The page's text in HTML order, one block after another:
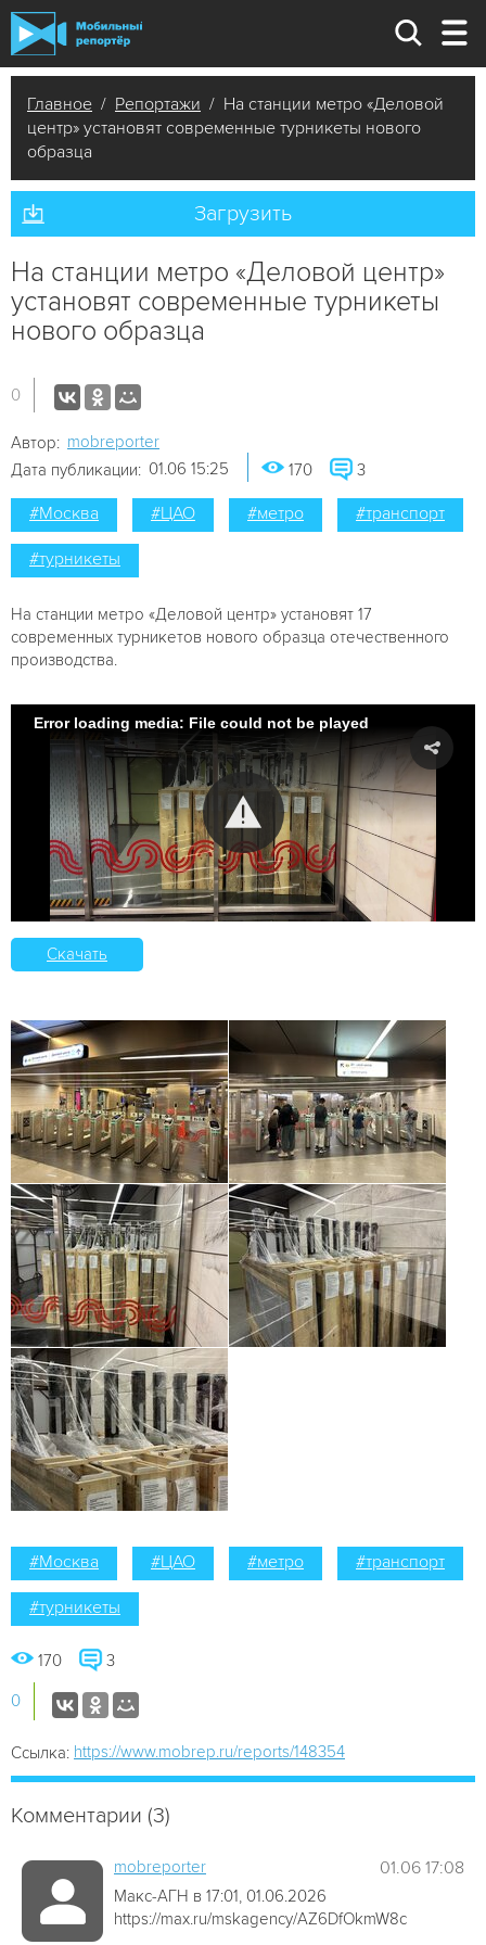
Главное / Репортажи / На станции метро «Деловой
центр» установят современные турникеты нового
образца
Загрузить
На станции метро «Деловой центр»
установят современные турникеты
нового образца
0
Автор: mobreporter
Дата публикации: 01.06 15:25 170 3
#Москва #ЦАО #метро #транспорт
#турникеты
На станции метро «Деловой центр» установят 17
современных турникетов нового образца отечественного
производства.
Error loading media: File could not be played
Скачать
#Москва #ЦАО #метро #транспорт
#турникеты
170 3
0
Ссылка: https://www.mobrep.ru/reports/148354
Комментарии (3)
mobreporter 01.06 17:08
Макс-АГН в 17:01, 01.06.2026
https://max.ru/mskagency/AZ6DfOkmW8c